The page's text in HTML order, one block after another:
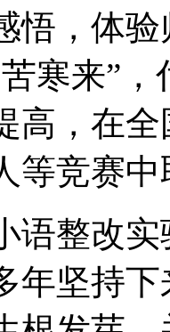
悟，体
寒来”
高，在
等竞赛
语整改
年坚持